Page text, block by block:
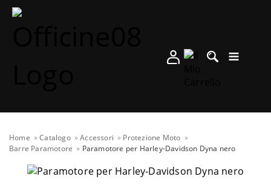
Home Catalogo Accessori
Protezione Moto
Barre Paramotore
Paramotore per Harley-Davidson Dyna nero